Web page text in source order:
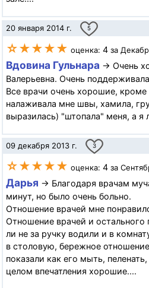
20 января 2014 г. 5
☆★★★★ оценка: 4 за
Вдовина Гульнара → Очень
Валерьевна. Очень
Все врачи очень хорошие,
налаживала мне швы, хамила,
выразилась) "штопала" меня, а я
09 декабря 2013 г. 3
☆★★★★ оценка: 4 за
Дарья → Благодаря врачам
минут, но было очень больно.
Отношение врачей мне
Отношение врачей и остального
ли не за ручку водили и в
в столовую, бережное
показали как его мыть,
целом впечатления хорошие....